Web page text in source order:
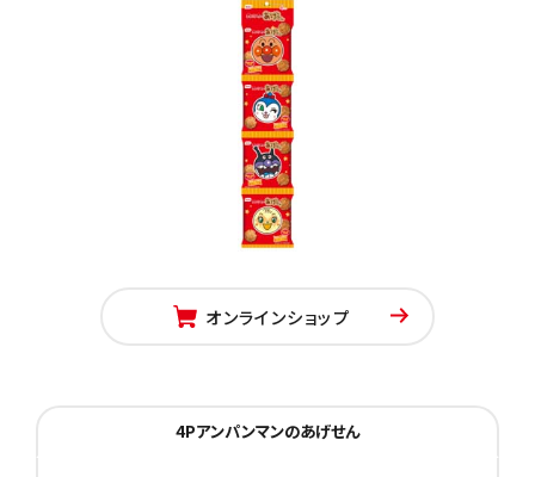
オンラインショップ
4Pアンパンマンのあげせん